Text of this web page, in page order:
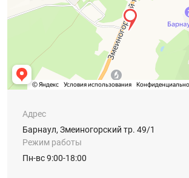
Адрес
Барнаул, Змеиногорский тр. 49/1
Режим работы
Пн-вс 9:00-18:00